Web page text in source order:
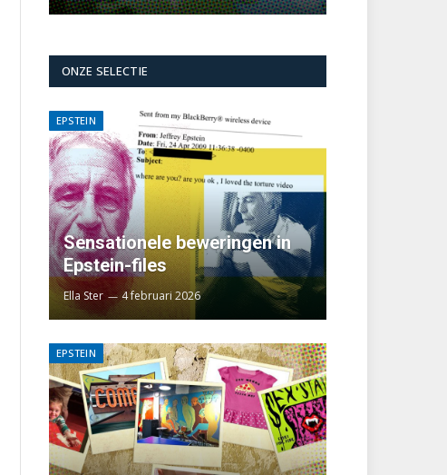
ONZE SELECTIE
EPSTEIN
Sensationele beweringen in
Epstein-files
Ella Ster 4 februari 2026
EPSTEIN